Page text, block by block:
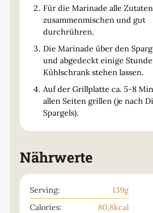
Für die Marinade alle Zutaten
zusammenmischen und gut
durchrühren.
Die Marinade über den
und abgedeckt einige
Kühlschrank stehen lassen.
Auf der Grillplatte ca. 5-8
allen Seiten grillen (je nach
Spargels).
Nährwerte
Serving: 139g
Calories:
80,8kcal